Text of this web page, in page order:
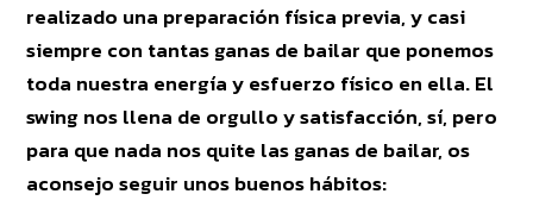
realizado una preparación física previa, y casi
siempre con tantas ganas de bailar que ponemos
toda nuestra energía y esfuerzo físico en ella. El
swing nos llena de orgullo y satisfacción, sí, pero
para que nada nos quite las ganas de bailar, os
aconsejo seguir unos buenos hábitos: